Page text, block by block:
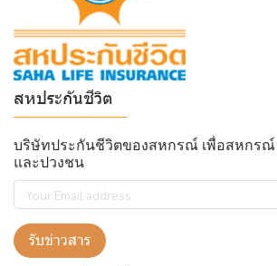
สหประกันชีวิต
บริษัทประกันชีวิตของสหกรณ์ เพื่อสหกร
และปวงชน
รับข่าวสาร